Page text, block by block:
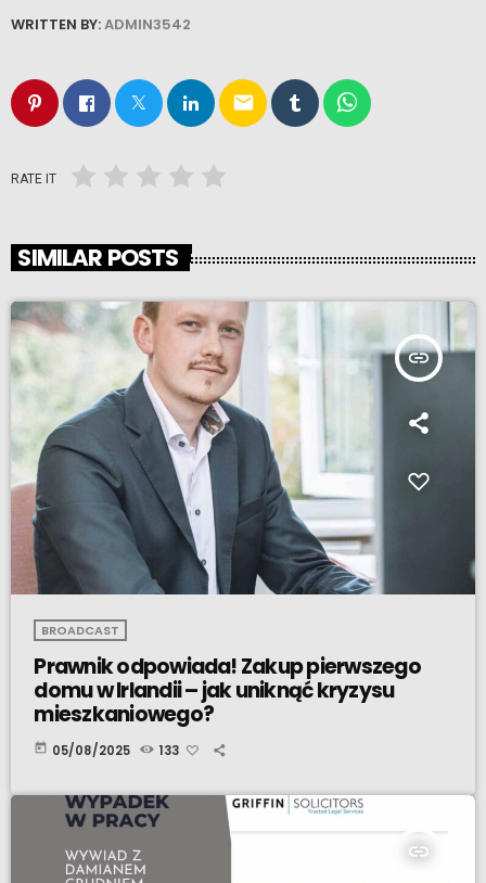
WRITTEN BY:ADMIN3542
email
RATE IT
SIMILAR POSTS
insert_link
BROADCAST
Prawnik odpowiada! Zakup pierwszego
domu w Irlandii – jak uniknąć kryzysu
mieszkaniowego?
today 05/08/2025 133
insert_link